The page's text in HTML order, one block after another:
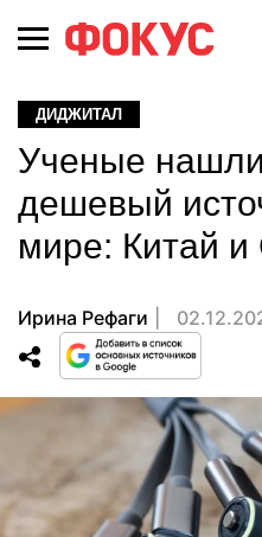
ДИДЖИТАЛ
Ученые
дешевый
мире: Китай
Ирина Рефаги